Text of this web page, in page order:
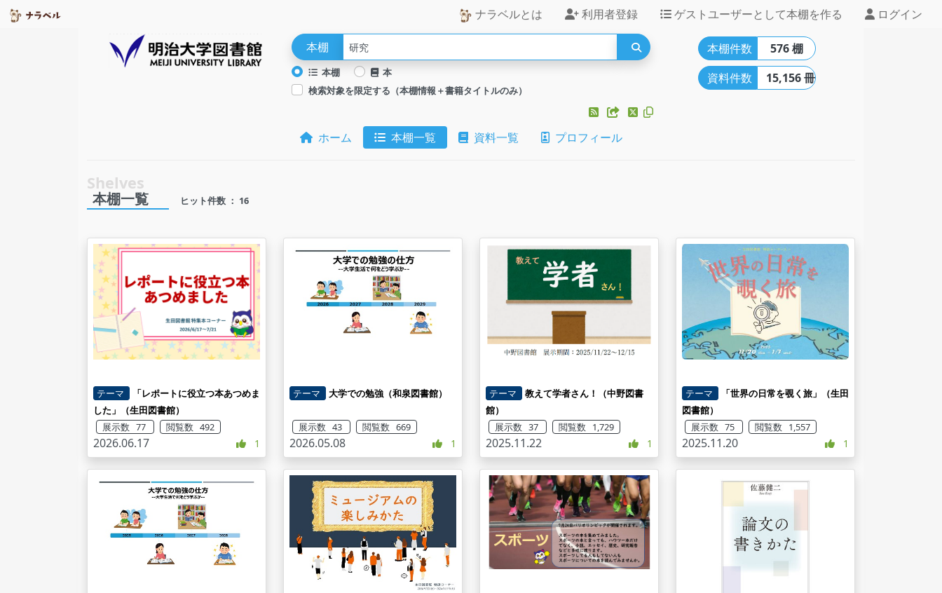
ナラベルとは 利用者登録 ゲストユーザーとして本棚を作る ログイン
本棚
本棚
本
検索対象を限定する（本棚情報＋書籍タイトルのみ）
ホーム 本棚一覧 資料一覧 プロフィール
本棚件数
576 棚
資料件数
15,156 冊
本棚一覧 ヒット件数 ： 16
テーマ
「レポートに役立つ本あつめま
した」（生田図書館）
展示数 77
閲覧数 492
2026.06.17 1
テーマ 大学での勉強（和泉図書館）
展示数 43 閲覧数 669
2026.05.08 1
テーマ
教えて学者さん！（中野図書
館）
展示数 37
閲覧数 1,729
2025.11.22 1
テーマ
「世界の日常を覗く旅」（生田
図書館）
展示数 75
閲覧数 1,557
2025.11.20 1